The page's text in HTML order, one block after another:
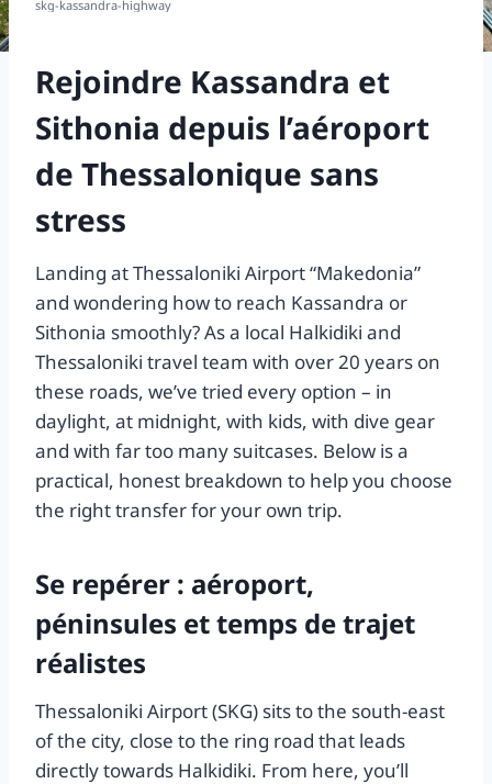
skg-kassandra-highway
Rejoindre Kassandra et
Sithonia depuis l’aéroport
de Thessalonique sans
stress
Landing at Thessaloniki Airport “Makedonia”
and wondering how to reach Kassandra or
Sithonia smoothly? As a local Halkidiki and
Thessaloniki travel team with over 20 years on
these roads, we’ve tried every option – in
daylight, at midnight, with kids, with dive gear
and with far too many suitcases. Below is a
practical, honest breakdown to help you choose
the right transfer for your own trip.
Se repérer : aéroport,
péninsules et temps de trajet
réalistes
Thessaloniki Airport (SKG) sits to the south-east
of the city, close to the ring road that leads
directly towards Halkidiki. From here, you’ll